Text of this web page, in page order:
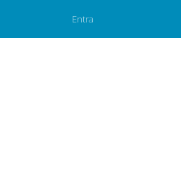
Entra